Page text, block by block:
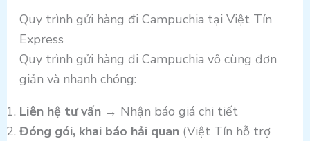
Quy trình gửi hàng đi Campuchia tại Việt Tín
Express
Quy trình gửi hàng đi Campuchia vô cùng đơn
giản và nhanh chóng:
Liên hệ tư vấn→ Nhận báo giá chi tiết
Đóng gói, khai báo hải quan(Việt Tín hỗ trợ